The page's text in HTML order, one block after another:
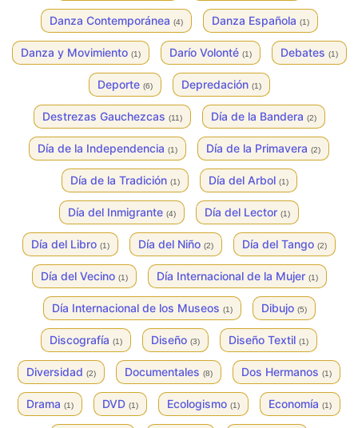
Danza Contemporánea (4) Danza Española (1)
Danza y Movimiento (1) Darío Volonté (1) Debates (1)
Deporte (6) Depredación (1)
Destrezas Gauchezcas (11) Día de la Bandera (2)
Día de la Independencia (1) Día de la Primavera (2)
Día de la Tradición (1) Día del Arbol (1)
Día del Inmigrante (4) Día del Lector (1)
Día del Libro (1) Día del Niño (2) Día del Tango (2)
Día del Vecino (1) Día Internacional de la Mujer (1)
Día Internacional de los Museos (1) Dibujo (5)
Discografía (1) Diseño (3) Diseño Textil (1)
Diversidad (2) Documentales (8) Dos Hermanos (1)
Drama (1) DVD (1) Ecologismo (1) Economía (1)